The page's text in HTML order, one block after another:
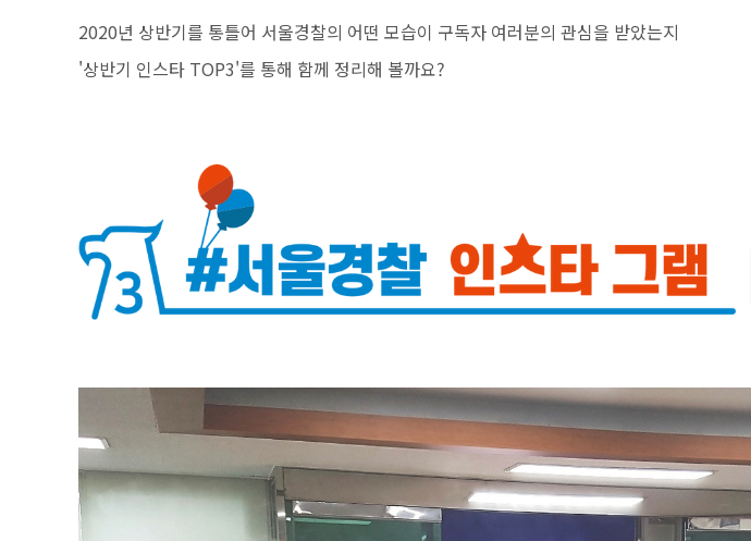
2020년 상반기를 통틀어 서울경찰의 어떤 모습이 구독자 여러분의 관심을 받았는지
'상반기 인스타 TOP3'를 통해 함께 정리해 볼까요?